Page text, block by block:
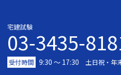
宅建試験
03-3435-
受付時間 9:30 〜 17:30 土日祝・年